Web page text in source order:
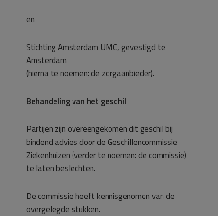
en
Stichting Amsterdam UMC, gevestigd te
Amsterdam
(hierna te noemen: de zorgaanbieder).
Behandeling van het geschil
Partijen zijn overeengekomen dit geschil bij
bindend advies door de Geschillencommissie
Ziekenhuizen (verder te noemen: de commissie)
te laten beslechten.
De commissie heeft kennisgenomen van de
overgelegde stukken.